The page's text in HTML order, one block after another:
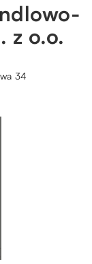
z o.o.
34